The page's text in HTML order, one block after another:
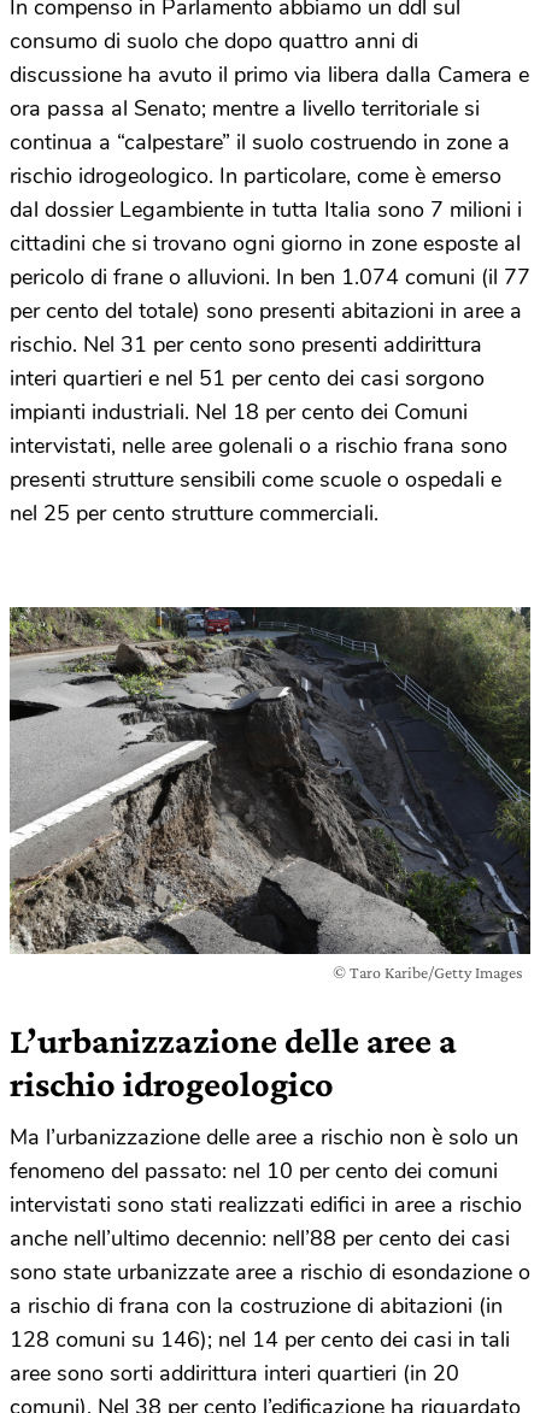
In compenso in Parlamento abbiamo un ddl sul
consumo di suolo che dopo quattro anni di
discussione ha avuto il primo via libera dalla Camera e
ora passa al Senato; mentre a livello territoriale si
continua a “calpestare” il suolo costruendo in zone a
rischio idrogeologico. In particolare, come è emerso
dal dossier Legambiente in tutta Italia sono 7 milioni i
cittadini che si trovano ogni giorno in zone esposte al
pericolo di frane o alluvioni. In ben 1.074 comuni (il 77
per cento del totale) sono presenti abitazioni in aree a
rischio. Nel 31 per cento sono presenti addirittura
interi quartieri e nel 51 per cento dei casi sorgono
impianti industriali. Nel 18 per cento dei Comuni
intervistati, nelle aree golenali o a rischio frana sono
presenti strutture sensibili come scuole o ospedali e
nel 25 per cento strutture commerciali.
© Taro Karibe/Getty Images
L’urbanizzazione delle aree a
rischio idrogeologico
Ma l’urbanizzazione delle aree a rischio non è solo un
fenomeno del passato: nel 10 per cento dei comuni
intervistati sono stati realizzati edifici in aree a rischio
anche nell’ultimo decennio: nell’88 per cento dei casi
sono state urbanizzate aree a rischio di esondazione o
a rischio di frana con la costruzione di abitazioni (in
128 comuni su 146); nel 14 per cento dei casi in tali
aree sono sorti addirittura interi quartieri (in 20
comuni). Nel 38 per cento l’edificazione ha riguardato